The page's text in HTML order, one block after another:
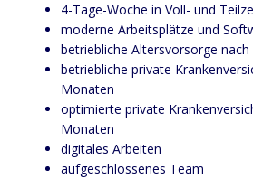
4-Tage-Woche in Voll- und
moderne Arbeitsplätze und
betriebliche Altersvorsorge
betriebliche private
Monaten
optimierte private
Monaten
digitales Arbeiten
aufgeschlossenes Team